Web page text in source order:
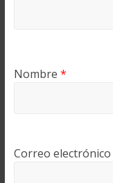
Nombre *
Correo electrónico